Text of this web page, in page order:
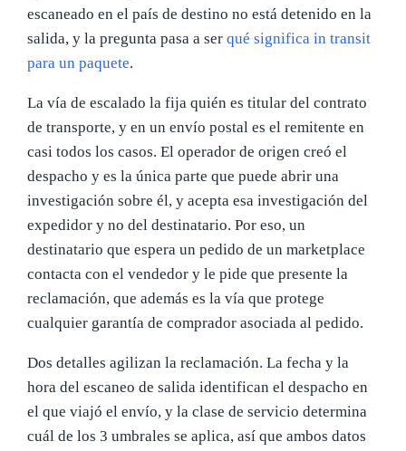
escaneado en el país de destino no está detenido en la
salida, y la pregunta pasa a ser qué significa in transit
para un paquete.
La vía de escalado la fija quién es titular del contrato
de transporte, y en un envío postal es el remitente en
casi todos los casos. El operador de origen creó el
despacho y es la única parte que puede abrir una
investigación sobre él, y acepta esa investigación del
expedidor y no del destinatario. Por eso, un
destinatario que espera un pedido de un marketplace
contacta con el vendedor y le pide que presente la
reclamación, que además es la vía que protege
cualquier garantía de comprador asociada al pedido.
Dos detalles agilizan la reclamación. La fecha y la
hora del escaneo de salida identifican el despacho en
el que viajó el envío, y la clase de servicio determina
cuál de los 3 umbrales se aplica, así que ambos datos